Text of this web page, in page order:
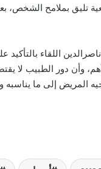
تليق بملامح الشخص،
اللقاء
وأن دور الطبيب لا
المريض إلى ما يناسبه